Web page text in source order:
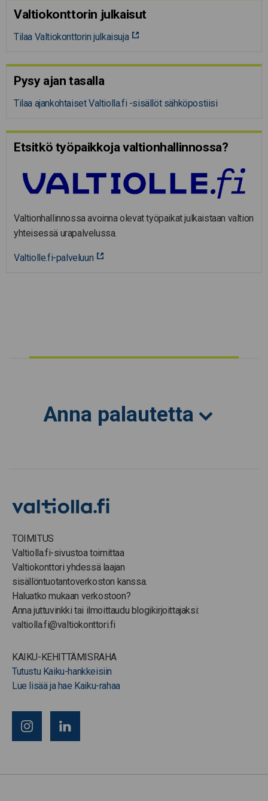
Valtiokonttorin julkaisut
Tilaa Valtiokonttorin julkaisuja
Pysy ajan tasalla
Tilaa ajankohtaiset Valtiolla.fi -sisällöt sähköpostiisi
Etsitkö työpaikkoja valtion­hal­lin­nossa?
Valtionhallinnossa avoinna olevat työpaikat julkaistaan valtion
yhteisessä urapalvelussa.
Valtiolle.fi-palveluun
Anna palautetta
TOIMITUS
Valtiolla.fi-sivustoa toimittaa
Valtiokonttori yhdessä laajan
sisällöntuotantoverkoston kanssa.
Haluatko mukaan verkostoon?
Anna juttuvinkki tai ilmoittaudu blogikirjoittajaksi:
valtiolla.fi@valtiokonttori.fi
KAIKU-KEHITTÄMISRAHA
Tutustu Kaiku-hankkeisiin
Lue lisää ja hae Kaiku-rahaa